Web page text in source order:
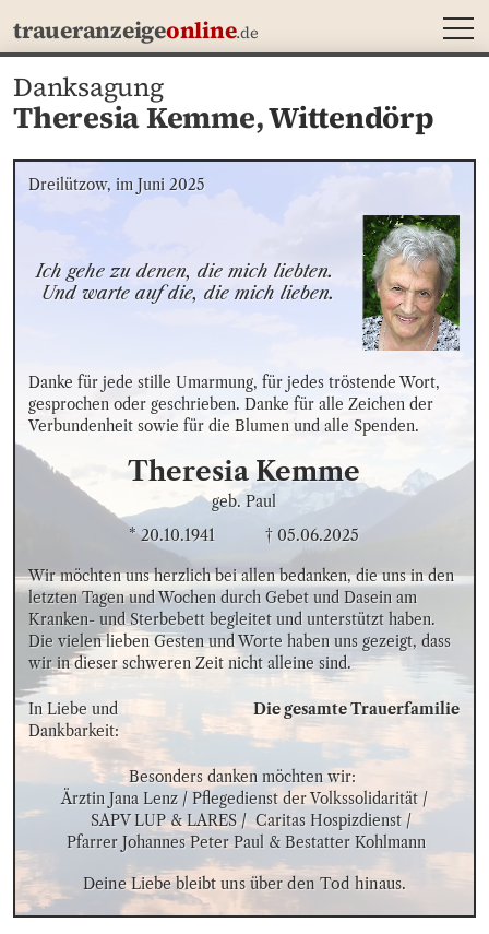
traueranzeigeonline.de
Danksagung
Theresia Kemme,Wittendörp
Dreilützow, im Juni 2025
Ich gehe zu denen, die mich liebten.
Und warte auf die, die mich lieben.
Danke für jede stille Umarmung, für jedes tröstende Wort,
gesprochen oder geschrieben. Danke für alle Zeichen der
Verbundenheit sowie für die Blumen und alle Spenden.
Theresia Kemme
geb. Paul
* 20.10.1941 † 05.06.2025
Wir möchten uns herzlich bei allen bedanken, die uns in den
letzten Tagen und Wochen durch Gebet und Dasein am
Kranken- und Sterbebett begleitet und unterstützt haben.
Die vielen lieben Gesten und Worte haben uns gezeigt, dass
wir in dieser schweren Zeit nicht alleine sind.
In Liebe und
Dankbarkeit:
Die gesamte Trauerfamilie
Besonders danken möchten wir:
Ärztin Jana Lenz / Pflegedienst der Volkssolidarität /
Pfarrer Johannes Peter Paul & Bestatter Kohlmann
Deine Liebe bleibt uns über den Tod hinaus.